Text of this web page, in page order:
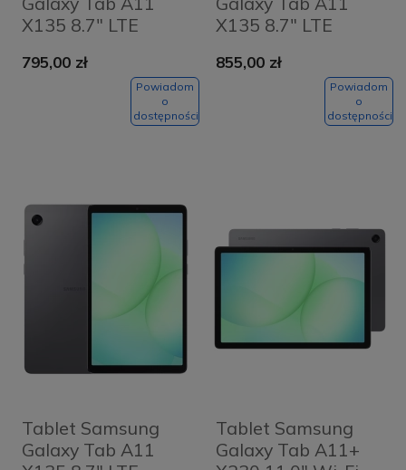
X135 8.7" LTE
Grey
795,00 zł
Powiadom
o
dostępności
X135 8.7" LTE
Silver
855,00 zł
Powiadom
o
dostępności
Tablet Samsung
Galaxy Tab A11
Tablet Samsung
Galaxy Tab A11+